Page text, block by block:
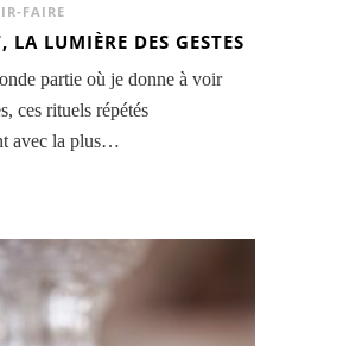
FAIRE
LA LUMIÈRE DES GESTES
partie où je donne à voir
ces rituels répétés
avec la plus…